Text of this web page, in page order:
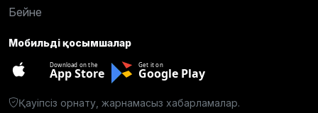
Бейне
Мобильді қосымшалар
Download on the
App Store
Get it on
Google Play
Қауіпсіз орнату, жарнамасыз хабарламалар.